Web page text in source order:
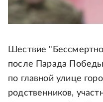
Шествие
после Парада
по главной улице
родственников,